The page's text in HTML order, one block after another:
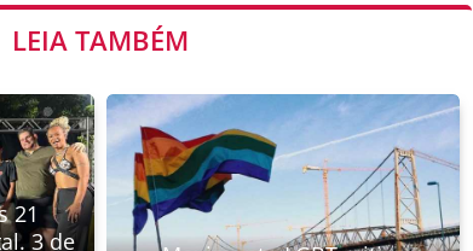
LEIA TAMBÉM
21
3 de